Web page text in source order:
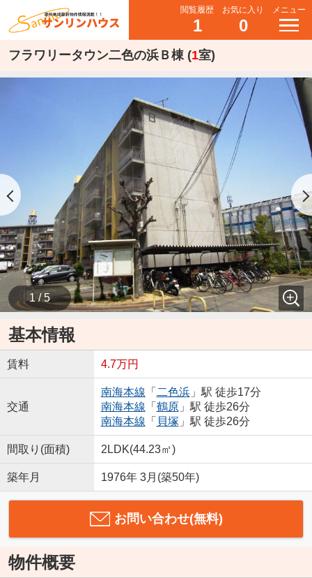
閲覧履歴
1
お気に入り
0
メニュー
フラワリータウン二色の浜Ｂ棟 (1室)
1 / 5
基本情報
賃料 4.7万円
交通
南海本線 「 二色浜」駅 徒歩17分
南海本線 「 鶴原」駅 徒歩26分
南海本線 「 貝塚 」駅 徒歩26分
間取り(面積) 2LDK(44.23㎡)
築年月 1976年 3月(築50年)
お問い合わせ(無料)
物件概要